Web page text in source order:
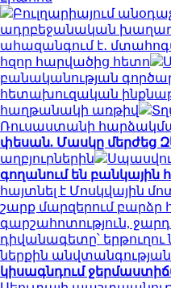
Բուլղարիայում
ադրբեջանական
ահազանգում է․
հզոր հարվածից հետո
բանականության
հետախուզական
հաղթանակի առթիվ
Ռուսաստանի
փեսան. Մասկը մերժեց
աղբյուրներին
գողանում են բանկային
հայտնել է Մոսկվային
շարք մարզերում
գարշահոտություն,
դիվանագետը՝
ներքին
կիսագնդում